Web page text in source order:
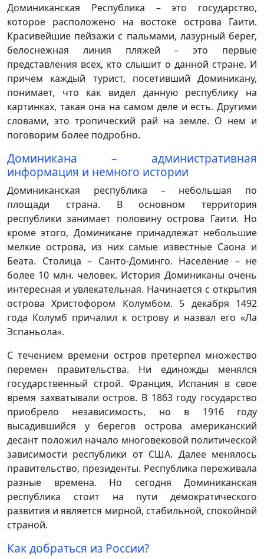
Доминиканская Республика – это государство,
которое расположено на востоке острова Гаити.
Красивейшие пейзажи с пальмами, лазурный берег,
белоснежная линия пляжей – это первые
представления всех, кто слышит о данной стране. И
причем каждый турист, посетивший Доминикану,
понимает, что как видел данную республику на
картинках, такая она на самом деле и есть. Другими
словами, это тропический рай на земле. О нем и
поговорим более подробно.
Доминикана – административная
информация и немного истории
Доминиканская республика – небольшая по
площади страна. В основном территория
республики занимает половину острова Гаити. Но
кроме этого, Доминикане принадлежат небольшие
мелкие острова, из них самые известные Саона и
Беата. Столица – Санто-Доминго. Население – не
более 10 млн. человек. История Доминиканы очень
интересная и увлекательная. Начинается с открытия
острова Христофором Колумбом. 5 декабря 1492
года Колумб причалил к острову и назвал его «Ла
Эспаньола».
С течением времени остров претерпел множество
перемен правительства. Ни единожды менялся
государственный строй. Франция, Испания в свое
время захватывали остров. В 1863 году государство
приобрело независимость, но в 1916 году
высадившийся у берегов острова американский
десант положил начало многовековой политической
зависимости республики от США. Далее менялось
правительство, президенты. Республика переживала
разные времена. Но сегодня Доминиканская
республика стоит на пути демократического
развития и является мирной, стабильной, спокойной
страной.
Как добраться из России?